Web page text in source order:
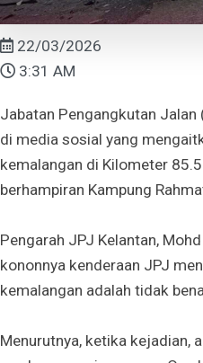
22/03/2026
3:31 AM
Jabatan Pengangkutan
di media sosial yang
kemalangan di Kilometer
berhampiran Kampung
Pengarah JPJ Kelantan,
kononnya kenderaan JPJ
kemalangan adalah tidak
Menurutnya, ketika kejadian,